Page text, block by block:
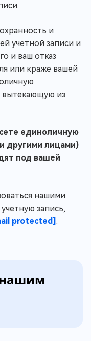
и
учетной записи и
и ваш отказ
или краже вашей
вытекающую из
единоличную
другими лицами)
под вашей
нашими
запись,
protected] .
нашим